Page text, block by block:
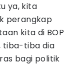
ya, kita
perangkap
kita di BOP
tiba-tiba dia
bagi politik